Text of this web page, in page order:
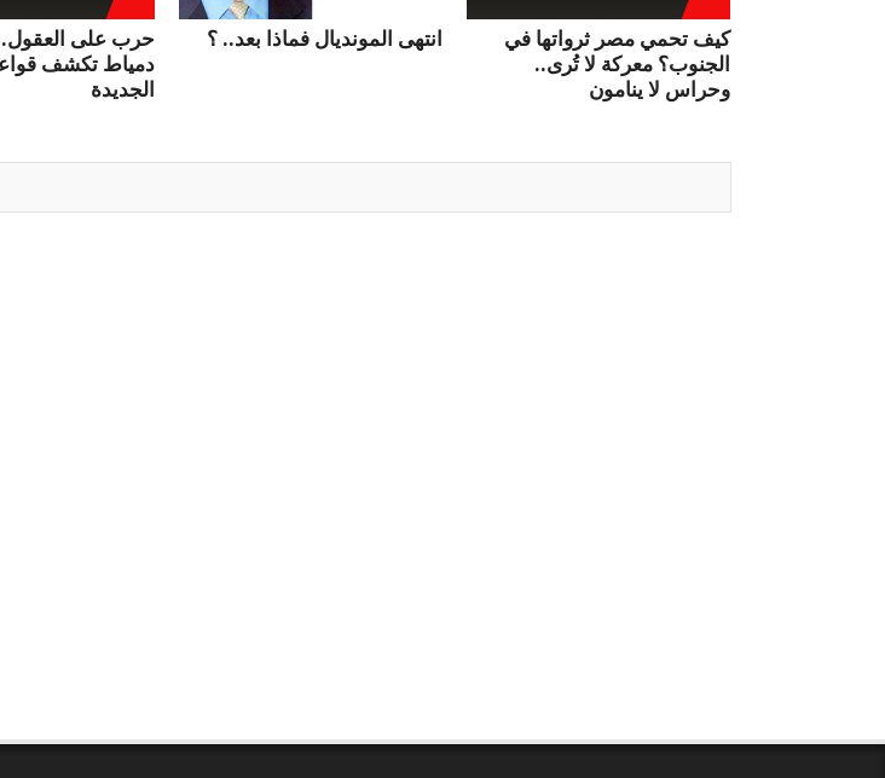
حرب على
دمياط تكشف
الجديدة
انتهى المونديال فماذا بعد.. ؟
كيف تحمي مصر ثرواتها في
الجنوب؟ معركة لا تُرى..
وحراس لا ينامون